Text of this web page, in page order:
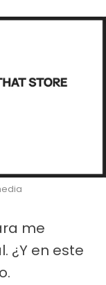
me
¿Y en este